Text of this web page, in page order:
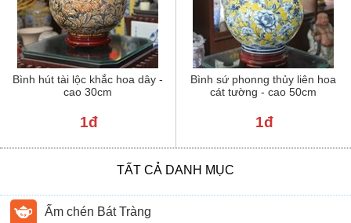
Bình hút tài lộc khắc hoa dây -
cao 30cm
1đ
Bình sứ phonng thủy liên hoa
cát tường - cao 50cm
1đ
TẤT CẢ DANH MỤC
Ấm chén Bát Tràng